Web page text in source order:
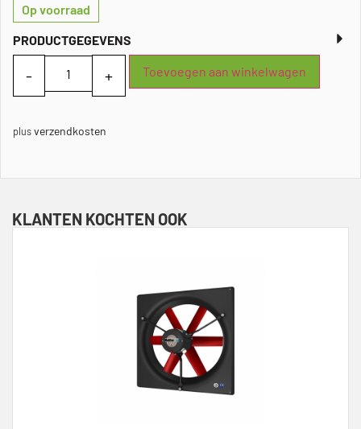
Op voorraad
PRODUCTGEGEVENS
Toevoegen aan winkelwagen
plusverzendkosten
KLANTEN KOCHTEN OOK